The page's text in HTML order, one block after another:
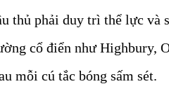
thủ phải duy trì thể lực và
cổ điển như Highbury,
mỗi cú tắc bóng sấm sét.